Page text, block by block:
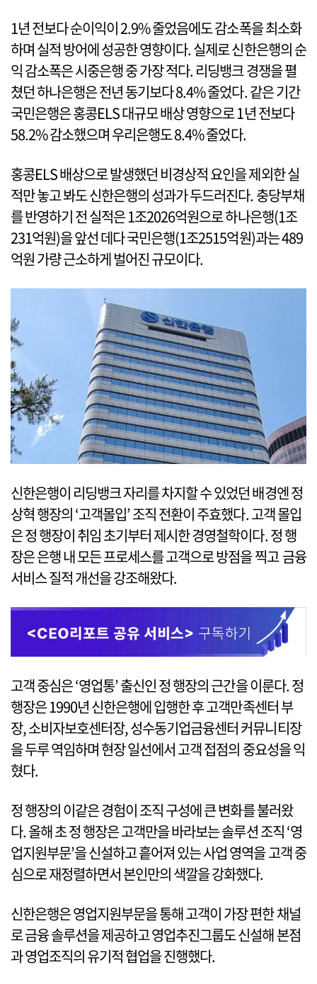
1년 전보다 순이익이 2.9% 줄었음에도 감소폭을 최소화
하며 실적 방어에 성공한 영향이다. 실제로 신한은행의 순
익 감소폭은 시중은행 중 가장 적다. 리딩뱅크 경쟁을 펼
쳤던 하나은행은 전년 동기보다 8.4% 줄었다. 같은 기간
국민은행은 홍콩ELS 대규모 배상 영향으로 1년 전보다
58.2% 감소했으며 우리은행도 8.4% 줄었다.
홍콩ELS 배상으로 발생했던 비경상적 요인을 제외한 실
적만 놓고 봐도 신한은행의 성과가 두드러진다. 충당부채
를 반영하기 전 실적은 1조2026억원으로 하나은행(1조
231억원)을 앞선 데다 국민은행(1조2515억원)과는 489
억원 가량 근소하게 벌어진 규모이다.
신한은행이 리딩뱅크 자리를 차지할 수 있었던 배경엔 정
상혁 행장의 ‘고객몰입’ 조직 전환이 주효했다. 고객 몰입
은 정 행장이 취임 초기부터 제시한 경영철학이다. 정 행
장은 은행 내 모든 프로세스를 고객으로 방점을 찍고 금융
서비스 질적 개선을 강조해왔다.
고객 중심은 ‘영업통’ 출신인 정 행장의 근간을 이룬다. 정
행장은 1990년 신한은행에 입행한 후 고객만족센터 부
장, 소비자보호센터장, 성수동기업금융센터 커뮤니티장
을 두루 역임하며 현장 일선에서 고객 접점의 중요성을 익
혔다.
정 행장의 이같은 경험이 조직 구성에 큰 변화를 불러왔
다. 올해 초 정 행장은 고객만을 바라보는 솔루션 조직 ‘영
업지원부문’을 신설하고 흩어져 있는 사업 영역을 고객 중
심으로 재정렬하면서 본인만의 색깔을 강화했다.
신한은행은 영업지원부문을 통해 고객이 가장 편한 채널
로 금융 솔루션을 제공하고 영업추진그룹도 신설해 본점
과 영업조직의 유기적 협업을 진행했다.